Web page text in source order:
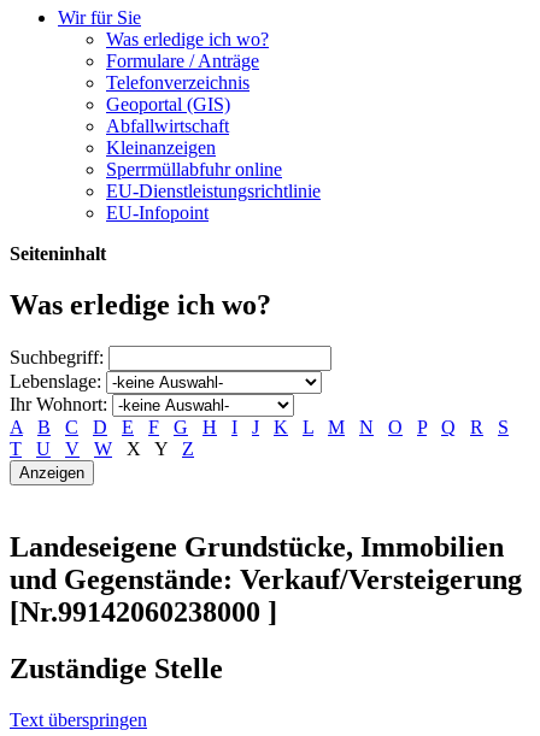
Wir für Sie
Was erledige ich wo?
Formulare / Anträge
Telefonverzeichnis
Geoportal (GIS)
Abfallwirtschaft
Kleinanzeigen
Sperrmüllabfuhr online
EU-Dienstleistungsrichtlinie
EU-Infopoint
Seiteninhalt
Was erledige ich wo?
Suchbegriff:
Lebenslage:
Ihr Wohnort:
A
B C D E F G H I J K L M N O P Q R
S
T
U V W X Y Z
Landeseigene Grundstücke, Immobilien
und Gegenstände: Verkauf/Versteigerung
[Nr.99142060238000 ]
Zuständige Stelle
Text überspringen